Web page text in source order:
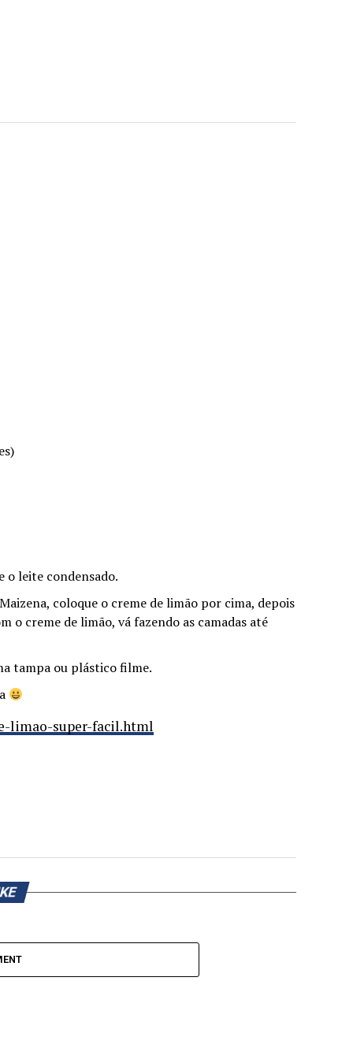
o leite condensado.
coloque o creme de limão por cima, depois
o creme de limão, vá fazendo as camadas até
tampa ou plástico filme.
limao-super-facil.html